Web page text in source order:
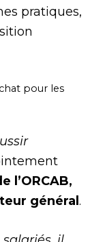
pratiques,
pour les
l’ORCAB,
général.